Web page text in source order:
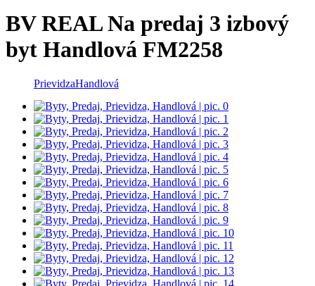
BV REAL Na predaj 3 izbový
byt Handlová FM2258
PrievidzaHandlová